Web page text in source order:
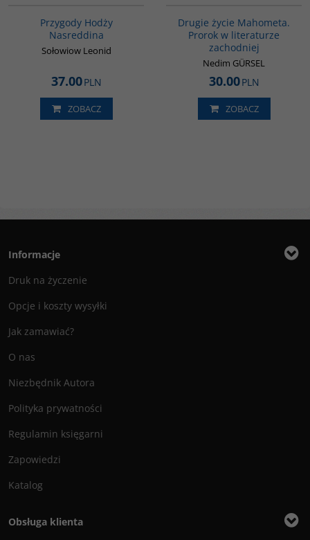
Przygody Hodży
Nasreddina
Sołowiow Leonid
37.00PLN
ZOBACZ
Drugie życie Mahometa.
Prorok w literaturze
zachodniej
Nedim GÜRSEL
30.00PLN
ZOBACZ
Informacje
Druk na życzenie
Opcje i koszty wysyłki
Jak zamawiać?
O nas
Niezbędnik Autora
Polityka prywatności
Regulamin księgarni
Zapowiedzi
Katalog
Obsługa klienta